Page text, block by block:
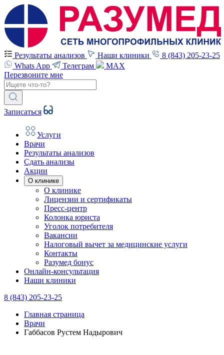
Результаты анализов Наши клиники
8 (843) 205-23-25
Whats App
Телеграм
MAX
Перезвоните мне
Записаться
Услуги
Врачи
Результаты анализов
Сдать анализы
Акции
О клинике
О клинике
Лицензии и сертификаты
Пресс-центр
Колонка юриста
Уголок потребителя
Вакансии
Налоговый вычет за медицинские услуги
Контакты
Разумед бонус
Онлайн-консультация
Наши клиники
8 (843) 205-23-25
Главная страница
Врачи
Габбасов Рустем Надырович